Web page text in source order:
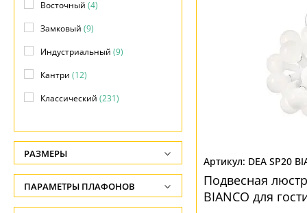
DEA SP20
Подвесная
BIANCO для
Восточный (4)
Замковый (9)
Индустриальный (9)
Кантри (12)
Классический (231)
Минимализм(10)
Модерн(53)
Неоклассика(1)
РАЗМЕРЫ
Высота, см
-
ПАРАМЕТРЫ ПЛАФОНОВ